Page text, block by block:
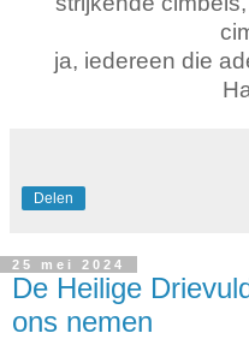
ja, iedereen die
Delen
25 mei 2024
De Heilige
ons nemen